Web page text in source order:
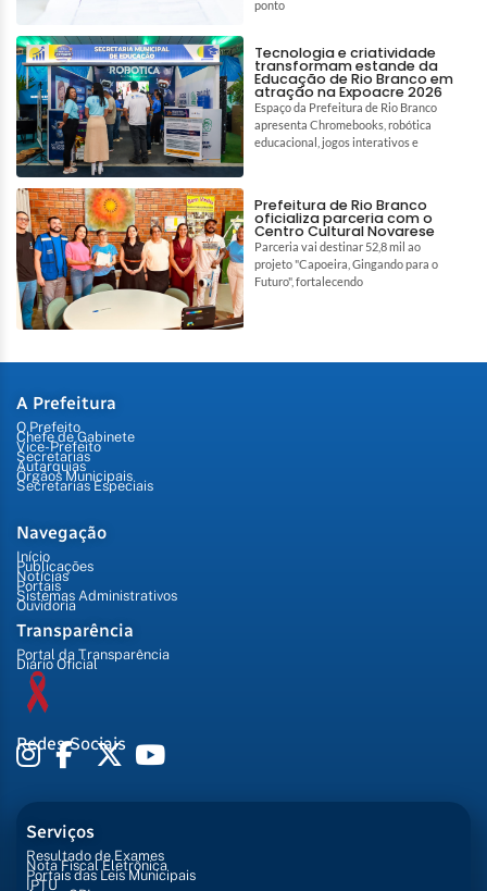
ponto
Tecnologia e criatividade
transformam estande da
Educação de Rio Branco em
atração na Expoacre 2026
Espaço da Prefeitura de Rio Branco
apresenta Chromebooks, robótica
educacional, jogos interativos e
Prefeitura de Rio Branco
oficializa parceria com o
Centro Cultural Novarese
Parceria vai destinar 52,8 mil ao
projeto "Capoeira, Gingando para o
Futuro", fortalecendo
A Prefeitura
O Prefeito
Chefe de Gabinete
Vice-Prefeito
Secretarias
Autarquias
Órgãos Municipais
Secretarias Especiais
Navegação
Início
Publicações
Notícias
Portais
Sistemas Administrativos
Ouvidoria
Transparência
Portal da Transparência
Diário Oficial
Redes Sociais
Serviços
Resultado de Exames
Nota Fiscal Eletrônica
Portais das Leis Municipais
IPTU